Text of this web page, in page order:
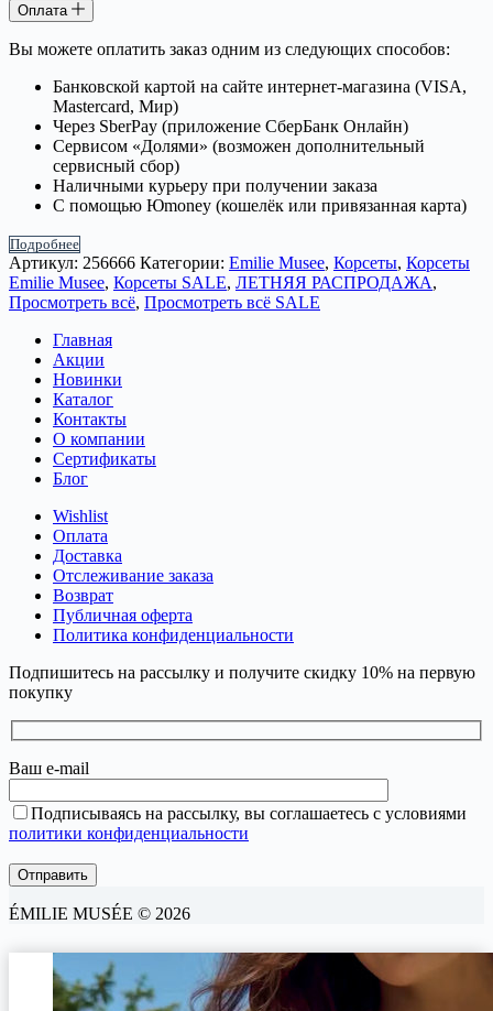
Оплата
Вы можете оплатить заказ одним из следующих способов:
Банковской картой на сайте интернет-магазина (VISA,
Mastercard, Мир)
Через SberPay (приложение СберБанк Онлайн)
Сервисом «Долями» (возможен дополнительный
сервисный сбор)
Наличными курьеру при получении заказа
С помощью Юmoney (кошелёк или привязанная карта)
Подробнее
Артикул: 256666 Категории: Emilie Musee, Корсеты, Корсеты
Emilie Musee, Корсеты SALE, ЛЕТНЯЯ РАСПРОДАЖА,
Просмотреть всё, Просмотреть всё SALE
Главная
Акции
Новинки
Каталог
Контакты
О компании
Сертификаты
Блог
Wishlist
Оплата
Доставка
Отслеживание заказа
Возврат
Публичная оферта
Политика конфиденциальности
Подпишитесь на рассылку и получите скидку 10% на первую
покупку
Ваш e-mail
Подписываясь на рассылку, вы соглашаетесь с условиями
политики конфиденциальности
ÉMILIE MUSÉE © 2026